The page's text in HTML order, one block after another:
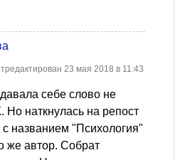
23 мая 2018 в 11:43
себе слово не
Но наткнулась на репост
с названием "Психология"
же автор. Собрат